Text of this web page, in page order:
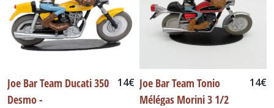
Joe Bar Team Ducati 350
Desmo -
14€ Joe Bar Team Tonio
Mélégas Morini 3 1/2
14€
&
Indy
(113)
(29)